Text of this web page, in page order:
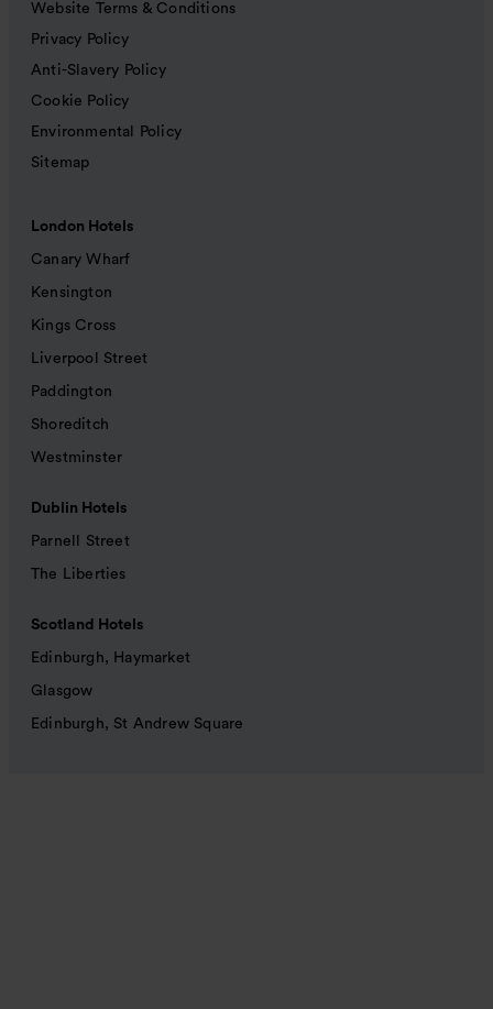
Website Terms & Conditions
Privacy Policy
Anti-Slavery Policy
Cookie Policy
Environmental Policy
Sitemap
London Hotels
Canary Wharf
Kensington
Kings Cross
Liverpool Street
Paddington
Shoreditch
Westminster
Dublin Hotels
Parnell Street
The Liberties
Scotland Hotels
Edinburgh, Haymarket
Glasgow
Edinburgh, St Andrew Square